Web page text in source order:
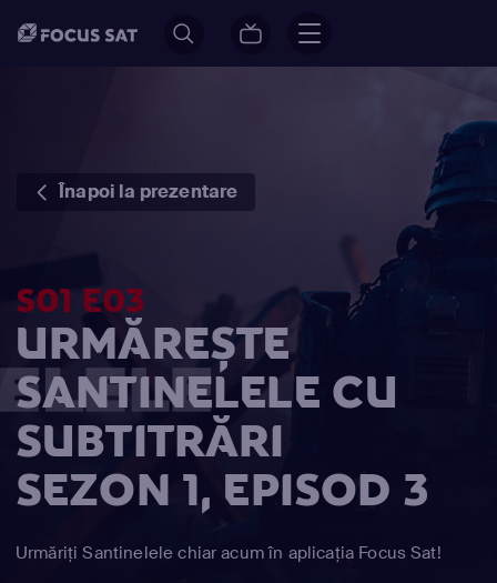
Înapoi la prezentare
S01 E03
URMĂREȘTE
SANTINELELE CU
SUBTITRĂRI
SEZON 1, EPISOD 3
Urmăriți Santinelele chiar acum în aplicația Focus Sat!